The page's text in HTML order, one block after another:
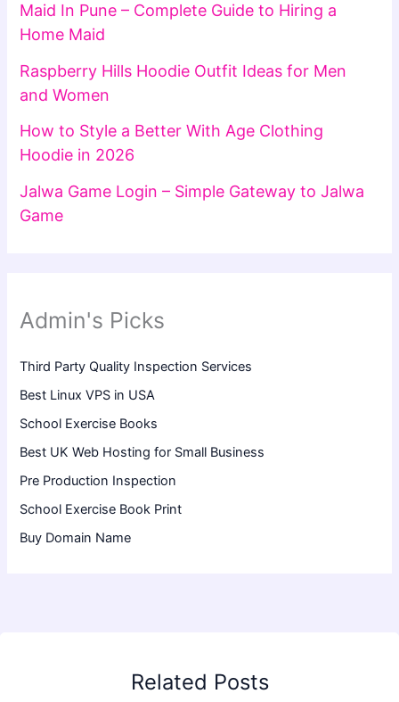
Maid In Pune – Complete Guide to Hiring a
Home Maid
Raspberry Hills Hoodie Outfit Ideas for Men
and Women
How to Style a Better With Age Clothing
Hoodie in 2026
Jalwa Game Login – Simple Gateway to Jalwa
Game
Admin's Picks
Third Party Quality Inspection Services
Best Linux VPS in USA
School Exercise Books
Best UK Web Hosting for Small Business
Pre Production Inspection
School Exercise Book Print
Buy Domain Name
Related Posts